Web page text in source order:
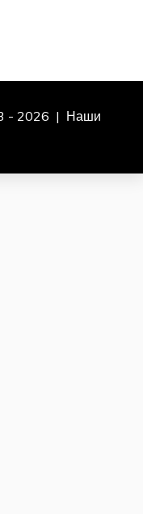
- 2026 | Наши